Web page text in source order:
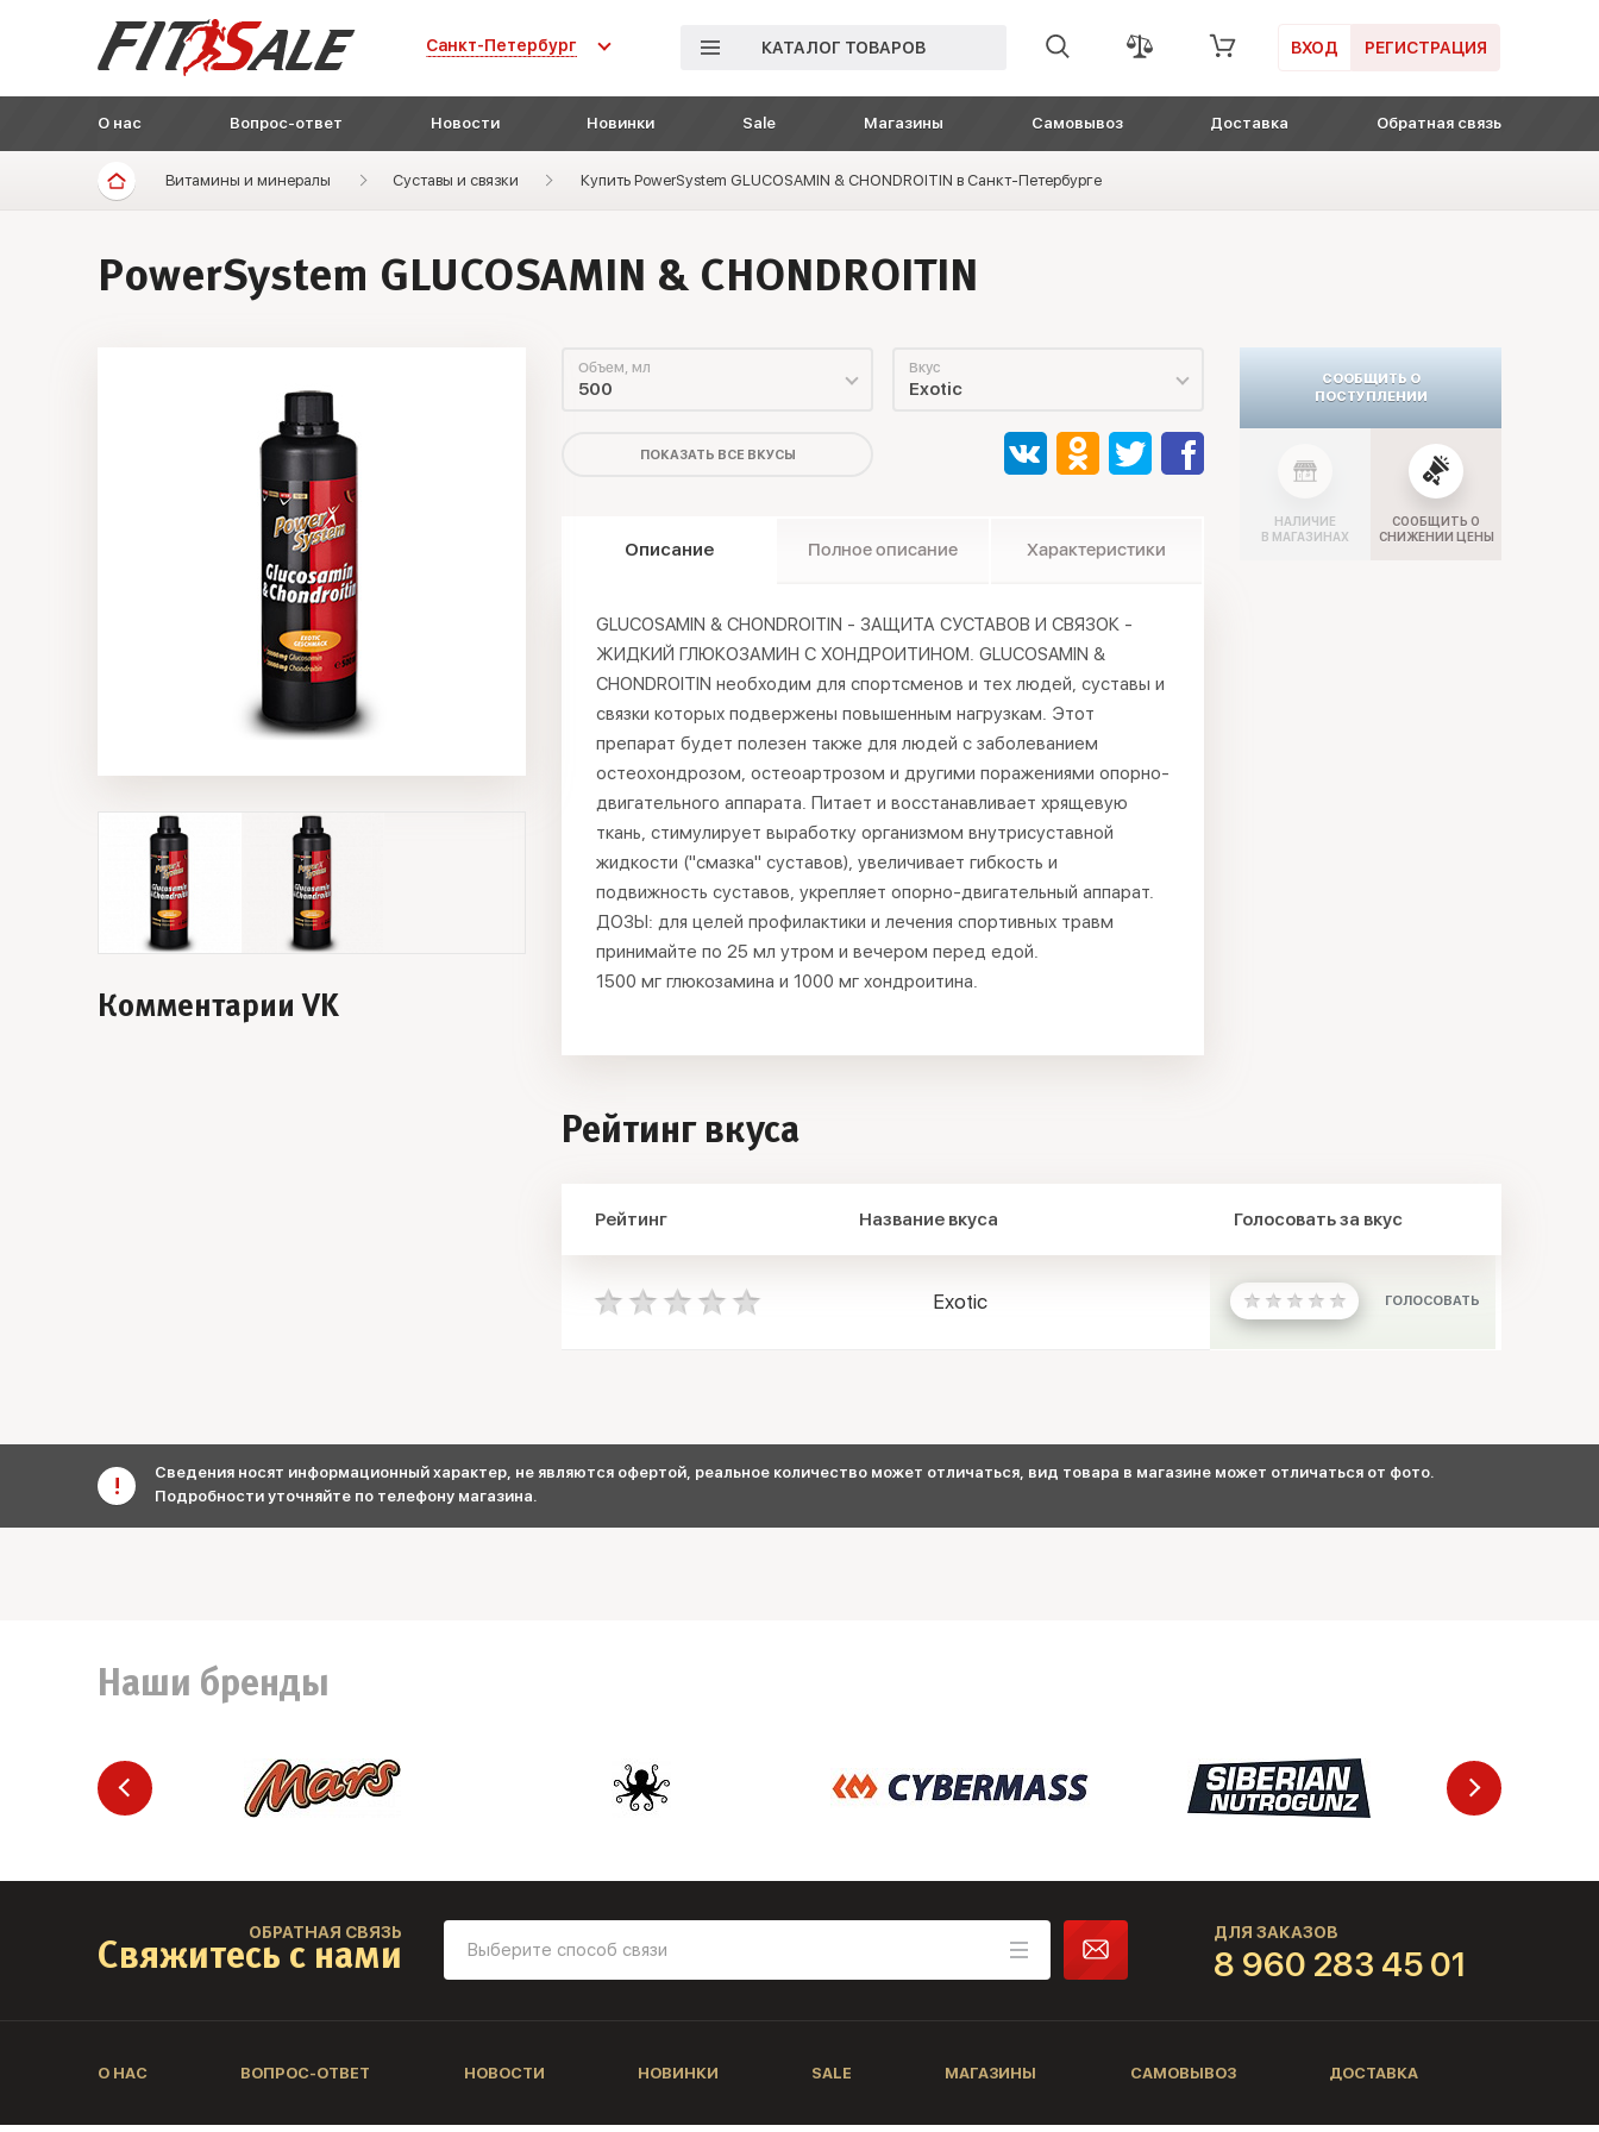
Санкт-Петербург КАТАЛОГ ТОВАРОВ ВХОД РЕГИСТРАЦИЯ
О нас Вопрос-ответ Новости Новинки Sale Магазины Самовывоз Доставка Обратная связь
Витамины и минералы Суставы и связки Купить PowerSystem GLUCOSAMIN & CHONDROITIN в Санкт-Петербурге
PowerSystem GLUCOSAMIN & CHONDROITIN
Комментарии VK
Объем, мл
500
Вкус
Exotic
ПОКАЗАТЬ ВСЕ ВКУСЫ
Описание Полное описание Характеристики
GLUCOSAMIN & CHONDROITIN - ЗАЩИТА СУСТАВОВ И СВЯЗОК -
ЖИДКИЙ ГЛЮКОЗАМИН С ХОНДРОИТИНОМ. GLUCOSAMIN &
CHONDROITIN необходим для спортсменов и тех людей, суставы и
связки которых подвержены повышенным нагрузкам. Этот
препарат будет полезен также для людей с заболеванием
остеохондрозом, остеоартрозом и другими поражениями опорно-
двигательного аппарата. Питает и восстанавливает хрящевую
ткань, стимулирует выработку организмом внутрисуставной
жидкости ("смазка" суставов), увеличивает гибкость и
подвижность суставов, укрепляет опорно-двигательный аппарат.
ДОЗЫ: для целей профилактики и лечения спортивных травм
принимайте по 25 мл утром и вечером перед едой.
1500 мг глюкозамина и 1000 мг хондроитина.
Рейтинг вкуса
Рейтинг Название вкуса Голосовать за вкус
Exotic ГОЛОСОВАТЬ
СООБЩИТЬ О
ПОСТУПЛЕНИИ
НАЛИЧИЕ
В МАГАЗИНАХ
СООБЩИТЬ О
СНИЖЕНИИ ЦЕНЫ
Сведения носят информационный характер, не являются офертой, реальное количество может отличаться, вид товара в магазине может отличаться от фото.
Подробности уточняйте по телефону магазина.
Наши бренды
ОБРАТНАЯ СВЯЗЬ
Свяжитесь с нами
ДЛЯ ЗАКАЗОВ
8 960 283 45 01
О НАС ВОПРОС-ОТВЕТ НОВОСТИ НОВИНКИ SALE МАГАЗИНЫ САМОВЫВОЗ ДОСТАВКА